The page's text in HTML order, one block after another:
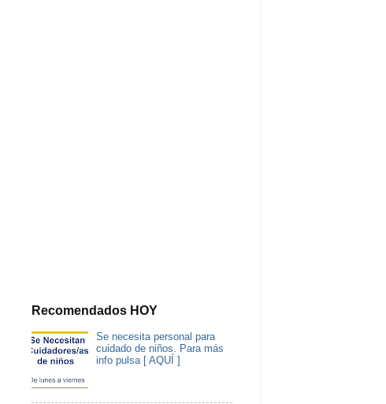
Recomendados HOY
Se necesita personal para
cuidado de niños. Para más
info pulsa [ AQUÍ ]